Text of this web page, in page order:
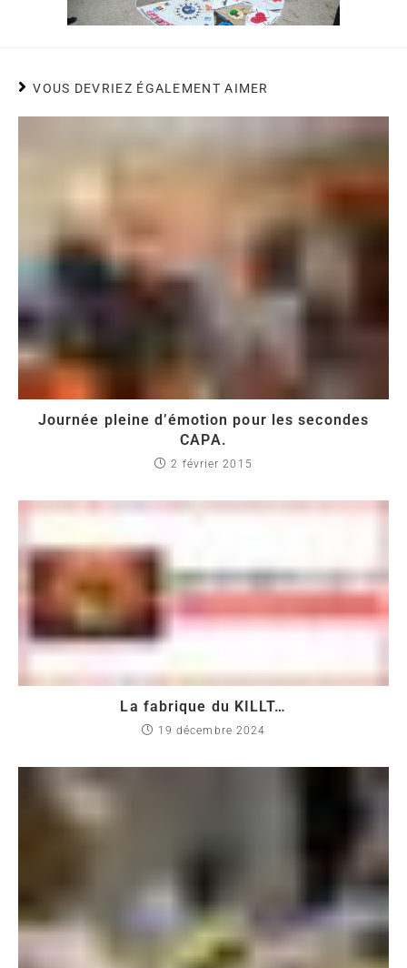
VOUS DEVRIEZ ÉGALEMENT AIMER
Journée pleine d’émotion pour les secondes
CAPA.
2 février 2015
La fabrique du KILLT…
19 décembre 2024